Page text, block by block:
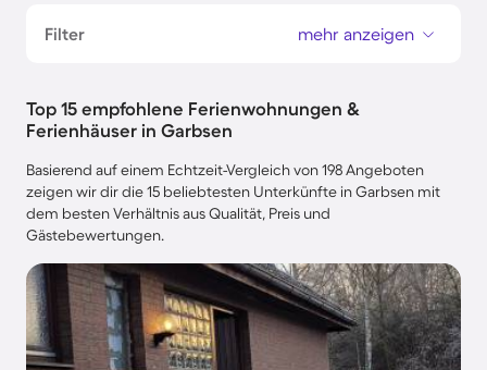
Filter mehr anzeigen
Top 15 empfohlene Ferienwohnungen &
Ferienhäuser in Garbsen
Basierend auf einem Echtzeit-Vergleich von 198 Angeboten
zeigen wir dir die 15 beliebtesten Unterkünfte in Garbsen mit
dem besten Verhältnis aus Qualität, Preis und
Gästebewertungen.